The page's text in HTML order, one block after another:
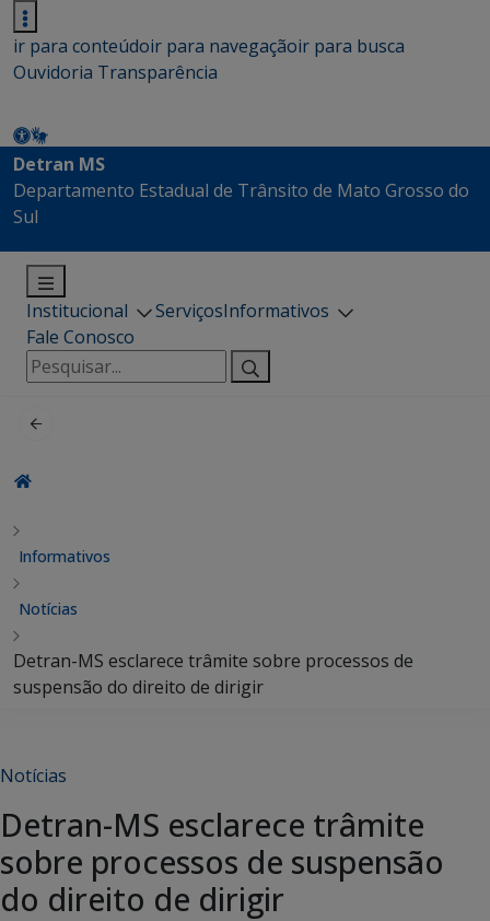
ir para conteúdoir para navegaçãoir para busca
Ouvidoria Transparência
Detran MS
Departamento Estadual de Trânsito de Mato Grosso do
Sul
Institucional ServiçosInformativos
Fale Conosco
Pesquisar
por:
Informativos
Notícias
Detran-MS esclarece trâmite sobre processos de
suspensão do direito de dirigir
Notícias
Detran-MS esclarece trâmite
sobre processos de suspensão
do direito de dirigir